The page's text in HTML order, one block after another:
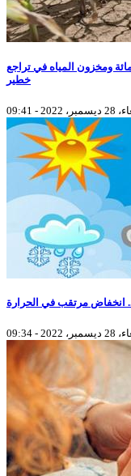
نسبة إمتلاء السدود في حدود 28 بالمائة ومخزون المياه في تراجع
خطير
- 09:41
انخفاض مرتقب في الحرارة
- 09:34